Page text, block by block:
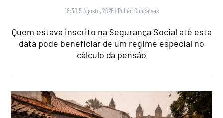
18:30 5 Agosto, 2026 | Rubén Gonçalves
Quem estava inscrito na Segurança Social até esta
data pode beneficiar de um regime especial no
cálculo da pensão